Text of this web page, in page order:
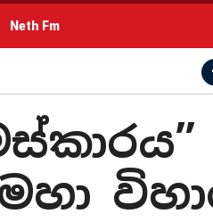
Neth Fm